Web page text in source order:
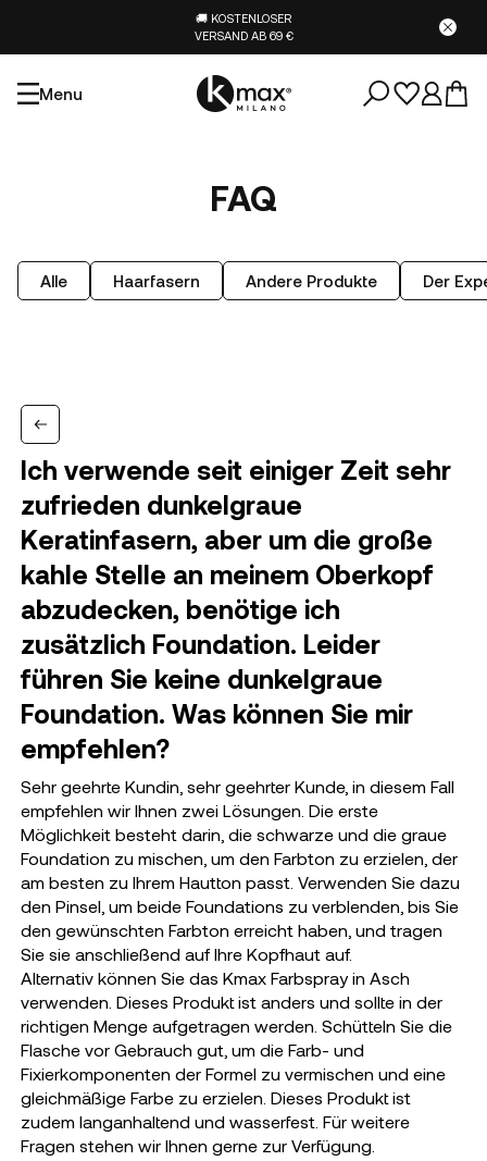
🚚 KOSTENLOSER
VERSAND AB 69 €
Menu
FAQ
Alle Haarfasern Andere Produkte Der
Ich verwende seit einiger Zeit sehr
zufrieden dunkelgraue
Keratinfasern, aber um die große
kahle Stelle an meinem Oberkopf
abzudecken, benötige ich
zusätzlich Foundation. Leider
führen Sie keine dunkelgraue
Foundation. Was können Sie mir
empfehlen?
Sehr geehrte Kundin, sehr geehrter Kunde, in diesem Fall
empfehlen wir Ihnen zwei Lösungen. Die erste
Möglichkeit besteht darin, die schwarze und die graue
Foundation zu mischen, um den Farbton zu erzielen, der
am besten zu Ihrem Hautton passt. Verwenden Sie dazu
den Pinsel, um beide Foundations zu verblenden, bis Sie
den gewünschten Farbton erreicht haben, und tragen
Sie sie anschließend auf Ihre Kopfhaut auf.
Alternativ können Sie das Kmax Farbspray in Asch
verwenden. Dieses Produkt ist anders und sollte in der
richtigen Menge aufgetragen werden. Schütteln Sie die
Flasche vor Gebrauch gut, um die Farb- und
Fixierkomponenten der Formel zu vermischen und eine
gleichmäßige Farbe zu erzielen. Dieses Produkt ist
zudem langanhaltend und wasserfest. Für weitere
Fragen stehen wir Ihnen gerne zur Verfügung.